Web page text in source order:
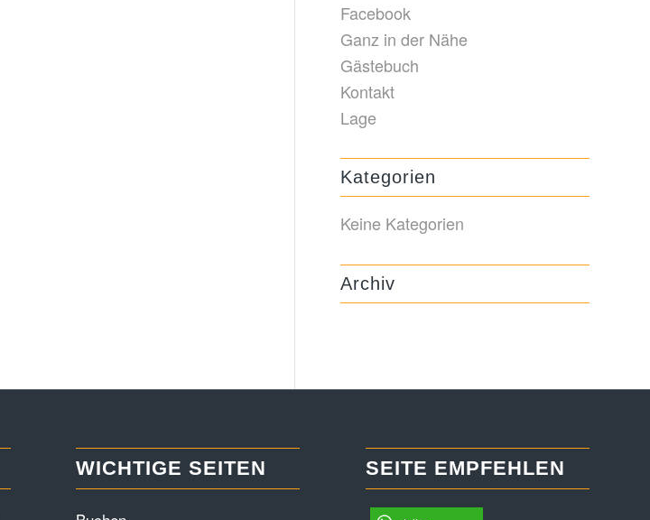
Facebook
Ganz in der Nähe
Gästebuch
Kontakt
Lage
Kategorien
Keine Kategorien
Archiv
WICHTIGE SEITEN SEITE EMPFEHLEN